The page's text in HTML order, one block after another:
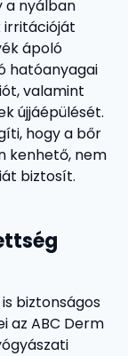
a nyálban
irritációját
ápoló
hatóanyagai
valamint
újjáépülését.
hogy a bőr
kenhető, nem
biztosít.
biztonságos
az ABC Derm